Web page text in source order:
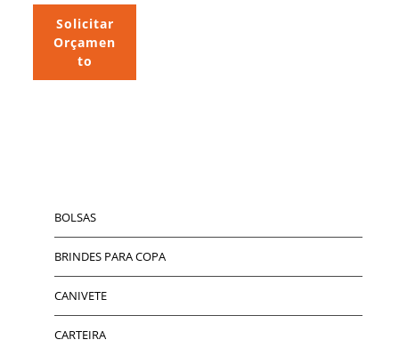
Solicitar
Orçamen
to
BOLSAS
BRINDES PARA COPA
CANIVETE
CARTEIRA